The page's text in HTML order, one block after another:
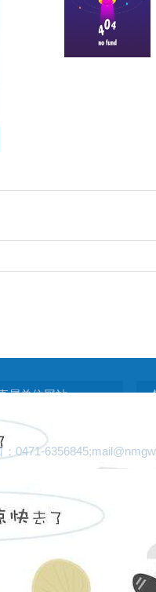
属单位网站
0471-6356845;